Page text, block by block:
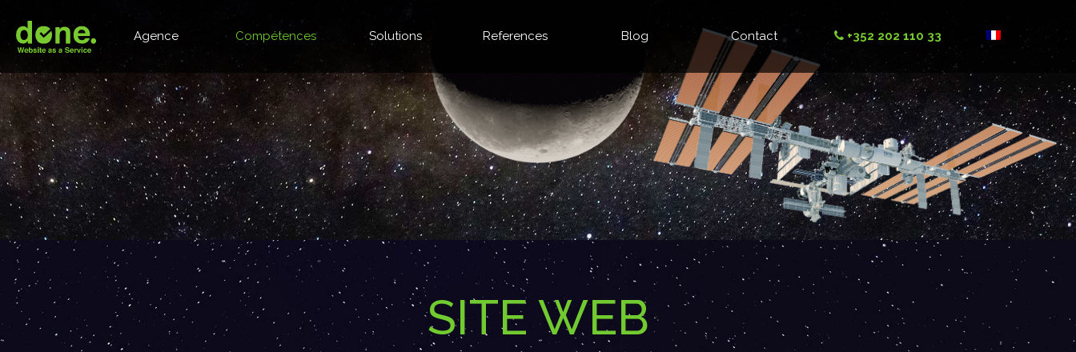
Agence Compétences Solutions References Blog Contact +352 202 110 33
SITE WEB